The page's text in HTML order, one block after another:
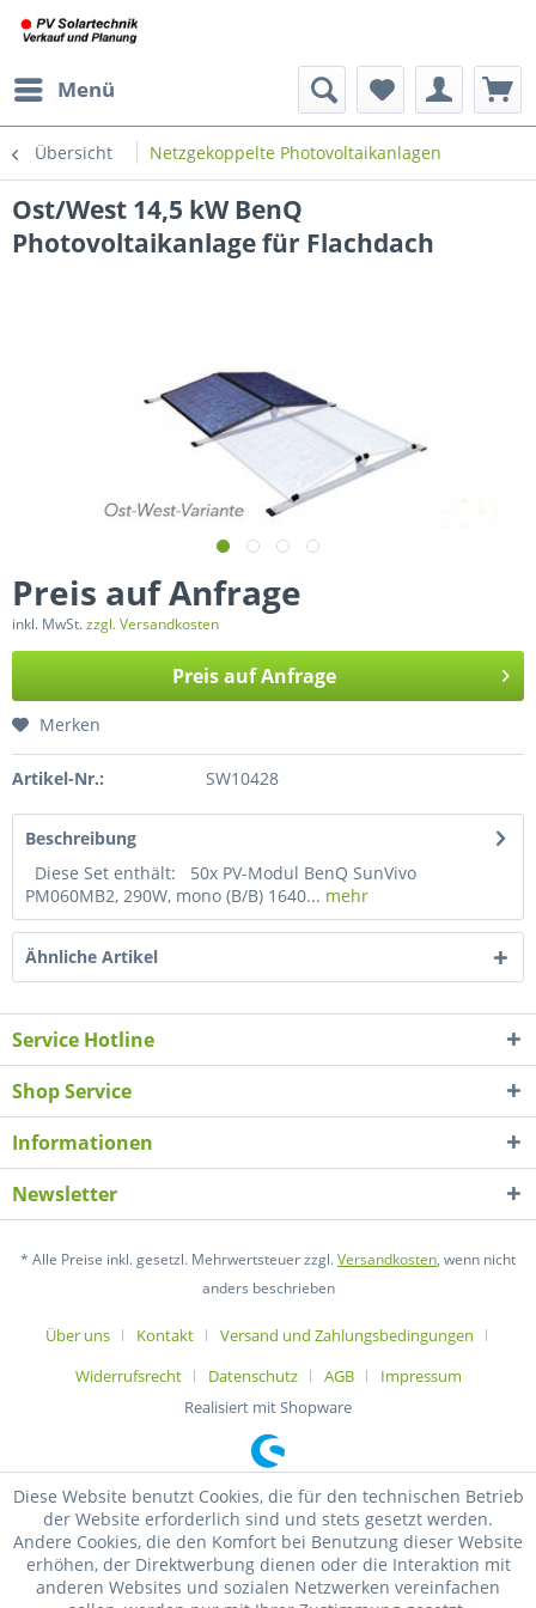
Menü
Übersicht Netzgekoppelte Photovoltaikanlagen
Ost/West 14,5 kW BenQ
Photovoltaikanlage für Flachdach
Preis auf Anfrage
inkl. MwSt.zzgl. Versandkosten
Preis auf Anfrage
Merken
Artikel-Nr.: SW10428
Beschreibung
Diese Set enthält: 50x PV-Modul BenQ SunVivo
PM060MB2, 290W, mono (B/B) 1640... mehr
Ähnliche Artikel
Service Hotline
Shop Service
Informationen
Newsletter
* Alle Preise inkl. gesetzl. Mehrwertsteuer zzgl.Versandkosten, wenn nicht
anders beschrieben
Über uns Kontakt
Versand und Zahlungsbedingungen
Widerrufsrecht
Datenschutz AGB
Impressum
Realisiert mit Shopware
Diese Website benutzt Cookies, die für den technischen Betrieb
der Website erforderlich sind und stets gesetzt werden.
Andere Cookies, die den Komfort bei Benutzung dieser Website
erhöhen, der Direktwerbung dienen oder die Interaktion mit
anderen Websites und sozialen Netzwerken vereinfachen